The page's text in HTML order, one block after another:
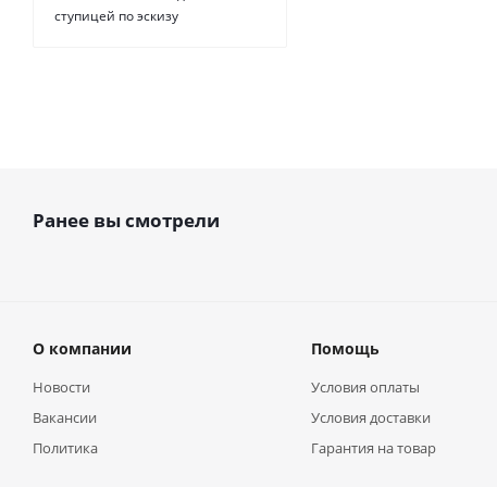
ступицей по эскизу
Ранее вы смотрели
О компании
Новости
Вакансии
Политика
Помощь
Условия оплаты
Условия доставки
Гарантия на товар